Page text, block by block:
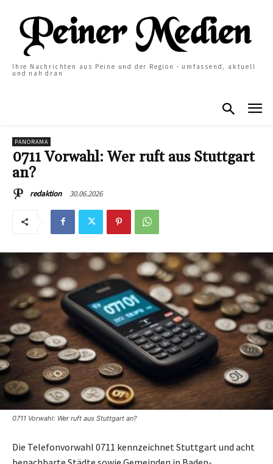
Ihre Nachrichten aus Peine und der Region - umfassend, aktuell
und nah dran
PANORAMA
0711 Vorwahl: Wer ruft aus Stuttgart
an?
redaktion 30.06.2026
0711 Vorwahl: Wer ruft aus Stuttgart an?
Die Telefonvorwahl 0711 kennzeichnet Stuttgart und acht